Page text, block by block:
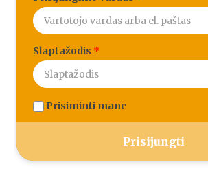
Slaptažodis *
Prisiminti mane